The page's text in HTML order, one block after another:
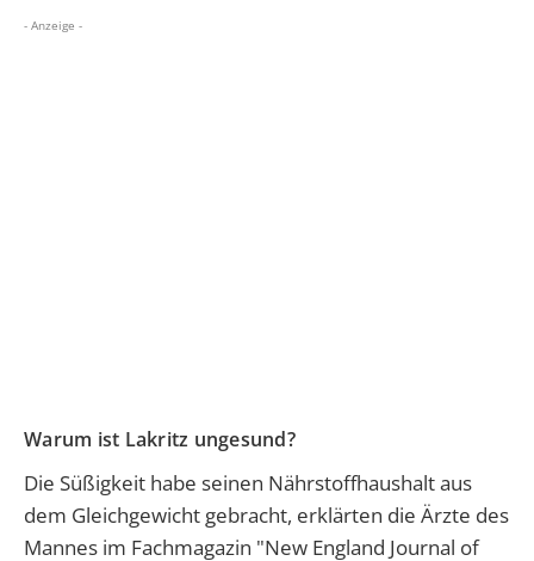
- Anzeige -
Warum ist Lakritz ungesund?
Die Süßigkeit habe seinen Nährstoffhaushalt aus
dem Gleichgewicht gebracht, erklärten die Ärzte des
Mannes im Fachmagazin "New England Journal of